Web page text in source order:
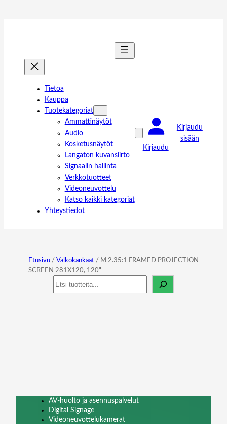
Tietoa
Kauppa
Tuotekategoriat
Ammattinäytöt
Audio
Kosketusnäytöt
Langaton kuvansiirto
Signaalin hallinta
Verkkotuotteet
Videoneuvottelu
Katso kaikki kategoriat
Yhteystiedot
Kirjaudu
Kirjaudu
sisään
Etusivu / Valkokankaat / M 2.35:1 FRAMED PROJECTION
SCREEN 281X120, 120"
Haku
AV-huolto ja asennuspalvelut
Digital Signage
Videoneuvottelukamerat